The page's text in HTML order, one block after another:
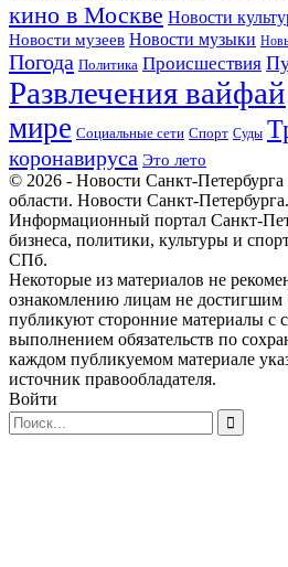
кино в Москве Новости
Новости музеев Новости музыки
Погода Политика Происшествия
Развлечения вайфай
мире Социальные сети Спорт Суды
коронавируса Это лето
© 2026 - Новости Санкт-
области. Новости Санкт-
Информационный портал Санкт-
бизнеса, политики, культуры и
СПб.
Некоторые из материалов не
ознакомлению лицам не достигшим
публикуют сторонние материалы с
выполнением обязательств по
каждом публикуемом материале
источник правообладателя.
Войти